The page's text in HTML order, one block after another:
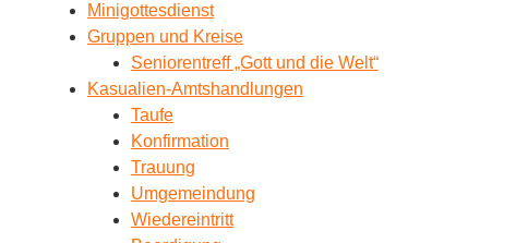
Minigottesdienst
Gruppen und Kreise
Seniorentreff „Gott und die Welt“
Kasualien-Amtshandlungen
Taufe
Konfirmation
Trauung
Umgemeindung
Wiedereintritt